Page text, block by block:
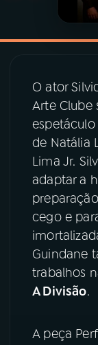
06
07ÚLTIMAS
08PRÊMIO
ACOMPANHE A
YouTube
Instagram
TikTok
O ator
Arte Clube
espetáculo
de Natália
Lima Jr.
adaptar a
cego e
Guindane
trabalhos
A Divisão.
A peça